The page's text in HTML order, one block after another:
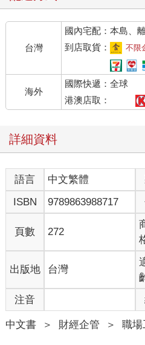
台灣
國內宅配：本島、
到店取貨：
不限
海外
國際快遞：全球
港澳店取：
詳細資料
語言 中文繁體
ISBN
9789863988717
頁數 272
出版地 台灣
注音
中文書 ＞ 財經企管 ＞ 職場